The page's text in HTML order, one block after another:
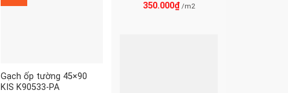
Gạch ốp tường 45×90
KIS K90533-PA
350.000₫ /m2